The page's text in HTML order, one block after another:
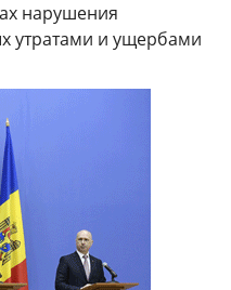
нарушения
утратами и ущербами